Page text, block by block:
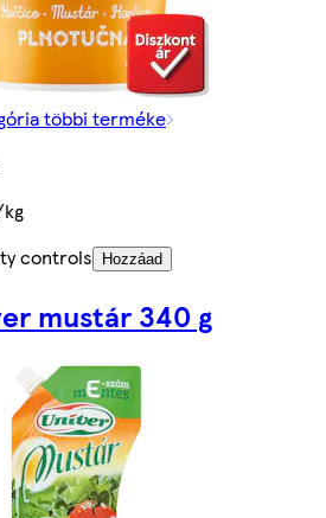
többi terméke
controls
Hozzáad
mustár 340 g